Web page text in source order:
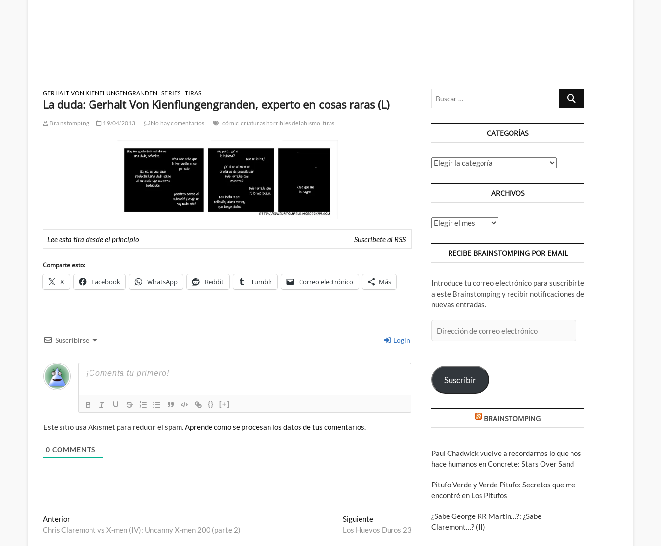
GERHALT VON KIENFLUNGENGRANDEN SERIES TIRAS
La duda: Gerhalt Von Kienflungengranden, experto en cosas raras (L)
Brainstomping 19/04/2013 No hay comentarios cómic criaturas horribles del abismo tiras
Lee esta tira desde el principio Suscríbete al RSS
Comparte esto:
X Facebook WhatsApp Reddit Tumblr Correo electrónico Más
Suscribirse Login
{} [+]
Este sitio usa Akismet para reducir el spam.Aprende cómo se procesan los datos de tus comentarios.
0 COMMENTS
Navegación
de
AnteriorEntrada
anterior:
Chris Claremont vs X-men (IV): Uncanny X-men 200 (parte 2)
SiguienteEntrada
siguiente:
Los Huevos Duros 23
Buscar
CATEGORÍAS
Categorías
ARCHIVOS
Archivos
RECIBE BRAINSTOMPING POR EMAIL
Introduce tu correo electrónico para suscribirte
a este Brainstomping y recibir notificaciones de
nuevas entradas.
de
Suscribir
BRAINSTOMPING
Paul Chadwick vuelve a recordarnos lo que nos
hace humanos en Concrete: Stars Over Sand
Pitufo Verde y Verde Pitufo: Secretos que me
encontré en Los Pitufos
¿Sabe George RR Martin…?: ¿Sabe
Claremont…? (II)